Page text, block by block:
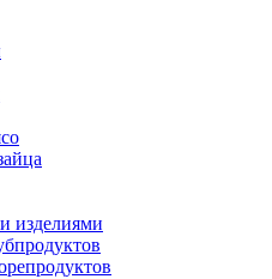
изделиями